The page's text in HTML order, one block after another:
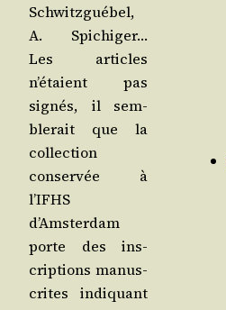
Schwitz­gué­bel,
A. Spi­chi­ger…
Les articles
n’étaient pas
signés, il sem­
ble­rait que la
col­lec­tion
conser­vée à
l’IFHS
d’Amsterdam
porte des ins­
crip­tions manus­
crites indi­quant